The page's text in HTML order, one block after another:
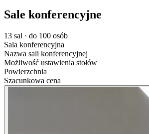
Sale konferencyjne
13 sal · do 100 osób
Sala konferencyjna
Nazwa sali konferencyjnej
Możliwość ustawienia stołów
Powierzchnia
Szacunkowa cena